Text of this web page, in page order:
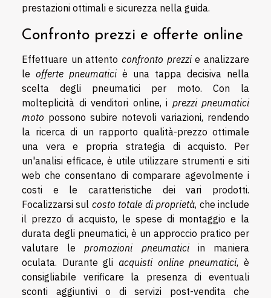
prestazioni ottimali e sicurezza nella guida.
Confronto prezzi e offerte online
Effettuare un attento confronto prezzie analizzare
le offerte pneumaticiè una tappa decisiva nella
scelta degli pneumatici per moto. Con la
molteplicità di venditori online, i prezzi pneumatici
moto possono subire notevoli variazioni, rendendo
la ricerca di un rapporto qualità-prezzo ottimale
una vera e propria strategia di acquisto. Per
un'analisi efficace, è utile utilizzare strumenti e siti
web che consentano di comparare agevolmente i
costi e le caratteristiche dei vari prodotti.
Focalizzarsi sul costo totale di proprietà, che include
il prezzo di acquisto, le spese di montaggio e la
durata degli pneumatici, è un approccio pratico per
valutare lepromozioni pneumaticiin maniera
oculata. Durante gli acquisti online pneumatici, è
consigliabile verificare la presenza di eventuali
sconti aggiuntivi o di servizi post-vendita che